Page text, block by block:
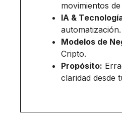
movimientos
IA &
automatización.
Modelos de
Cripto.
Propósito:
claridad desde